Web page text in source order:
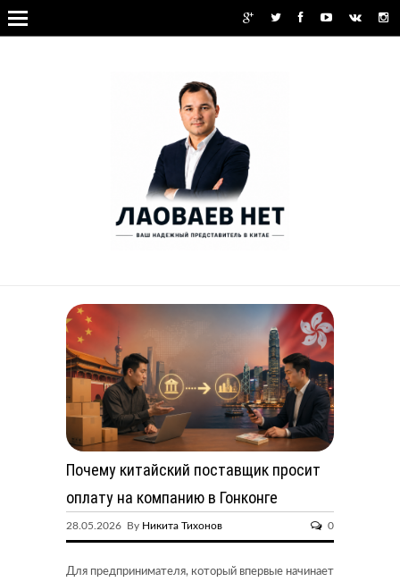
Почему китайский поставщик просит
оплату на компанию в Гонконге
28.05.2026 By Никита Тихонов 0
Для предпринимателя, который впервые начинает